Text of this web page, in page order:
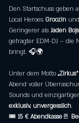
Den Startschuss geben
Local Heroes Groozin und
Geringerer als Jaden
gefragter EDM-DJ – die
bringt. 🎧🌍
Unter dem Motto „Zirkus“
Abend voller
Sounds und
exklusiv, unvergesslich.
🎟️ 15 € Abendkasse🚪